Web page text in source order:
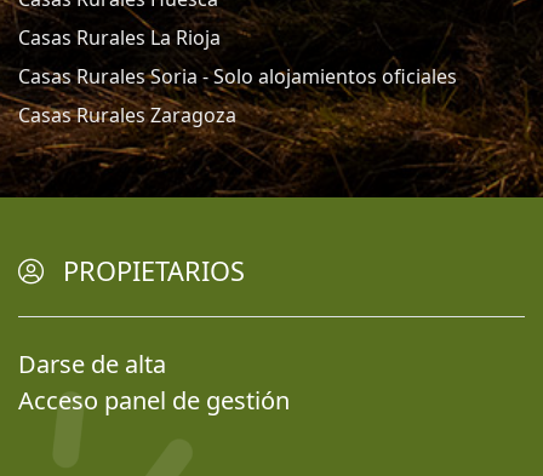
Casas Rurales La Rioja
Casas Rurales Soria - Solo alojamientos oficiales
Casas Rurales Zaragoza
PROPIETARIOS
Darse de alta
Acceso panel de gestión